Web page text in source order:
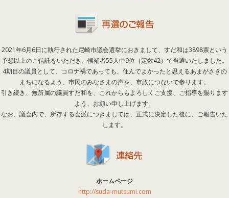
2021年6月6日に執行された尼崎市議会選挙におきまして、すだ和は3898票という
予想以上のご信託をいただき、候補者55人中9位（定数42）で当選いたしました。
4期目の議員として、コロナ禍であっても、住んでよかったと思えるあまがさきの
まちになるよう、市民のみなさまの声を、市政につないで参ります。
引き続き、無所属の議員すだ和を、これからもよろしくご支援、ご指導を賜ります
よう、お願い申し上げます。
なお、議会内で、所存する会派につきましては、正式に決定した後に、ご報告いた
します。
ホームページ
http://suda-mutsumi.com